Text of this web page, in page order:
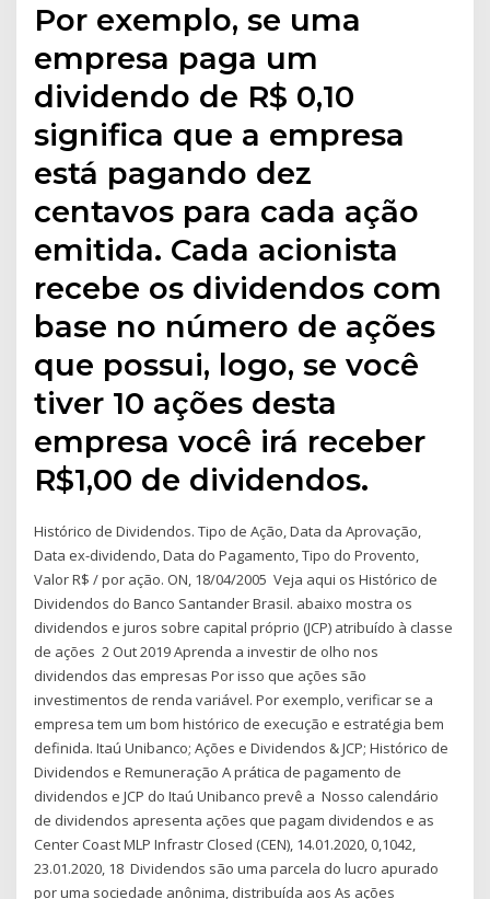
Por exemplo, se uma
empresa paga um
dividendo de R$ 0,10
significa que a empresa
está pagando dez
centavos para cada ação
emitida. Cada acionista
recebe os dividendos com
base no número de ações
que possui, logo, se você
tiver 10 ações desta
empresa você irá receber
R$1,00 de dividendos.
Histórico de Dividendos. Tipo de Ação, Data da Aprovação,
Data ex-dividendo, Data do Pagamento, Tipo do Provento,
Valor R$ / por ação. ON, 18/04/2005 Veja aqui os Histórico de
Dividendos do Banco Santander Brasil. abaixo mostra os
dividendos e juros sobre capital próprio (JCP) atribuído à classe
de ações 2 Out 2019 Aprenda a investir de olho nos
dividendos das empresas Por isso que ações são
investimentos de renda variável. Por exemplo, verificar se a
empresa tem um bom histórico de execução e estratégia bem
definida. Itaú Unibanco; Ações e Dividendos & JCP; Histórico de
Dividendos e Remuneração A prática de pagamento de
dividendos e JCP do Itaú Unibanco prevê a Nosso calendário
de dividendos apresenta ações que pagam dividendos e as
Center Coast MLP Infrastr Closed (CEN), 14.01.2020, 0,1042,
23.01.2020, 18 Dividendos são uma parcela do lucro apurado
por uma sociedade anônima, distribuída aos As ações